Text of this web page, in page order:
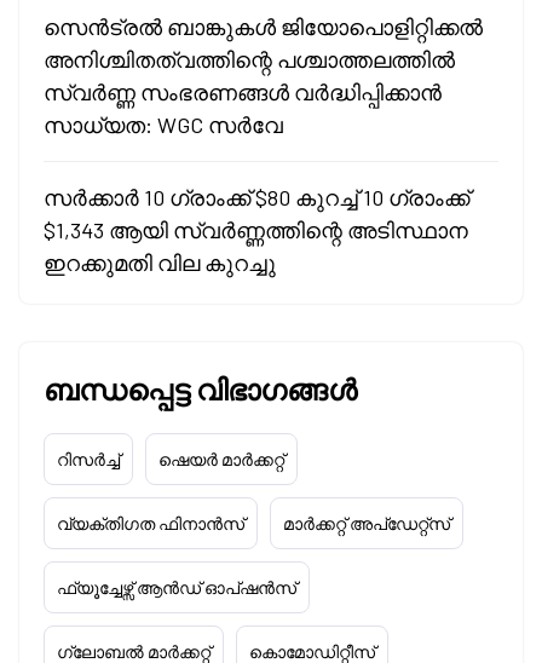
സെൻട്രൽ ബാങ്കുകൾ ജിയോപൊളിറ്റിക്കൽ
അനിശ്ചിതത്വത്തിന്റെ പശ്ചാത്തലത്തിൽ
സ്വർണ്ണ സംഭരണങ്ങൾ വർദ്ധിപ്പിക്കാൻ
സാധ്യത: WGC സർവേ
സർക്കാർ 10 ഗ്രാംക്ക് $80 കുറച്ച് 10 ഗ്രാംക്ക്
$1,343 ആയി സ്വർണ്ണത്തിന്റെ അടിസ്ഥാന
ഇറക്കുമതി വില കുറച്ചു
ബന്ധപ്പെട്ട വിഭാഗങ്ങൾ
റിസർച്ച് ഷെയർ മാർക്കറ്റ്
വ്യക്തിഗത ഫിനാൻസ് മാർക്കറ്റ് അപ്‌ഡേറ്റ്സ്
ഫ്യൂച്ചേഴ്സ് ആൻഡ് ഓപ്ഷൻസ്
ഗ്ലോബൽ മാർക്കറ്റ് കൊമോഡിറ്റീസ്